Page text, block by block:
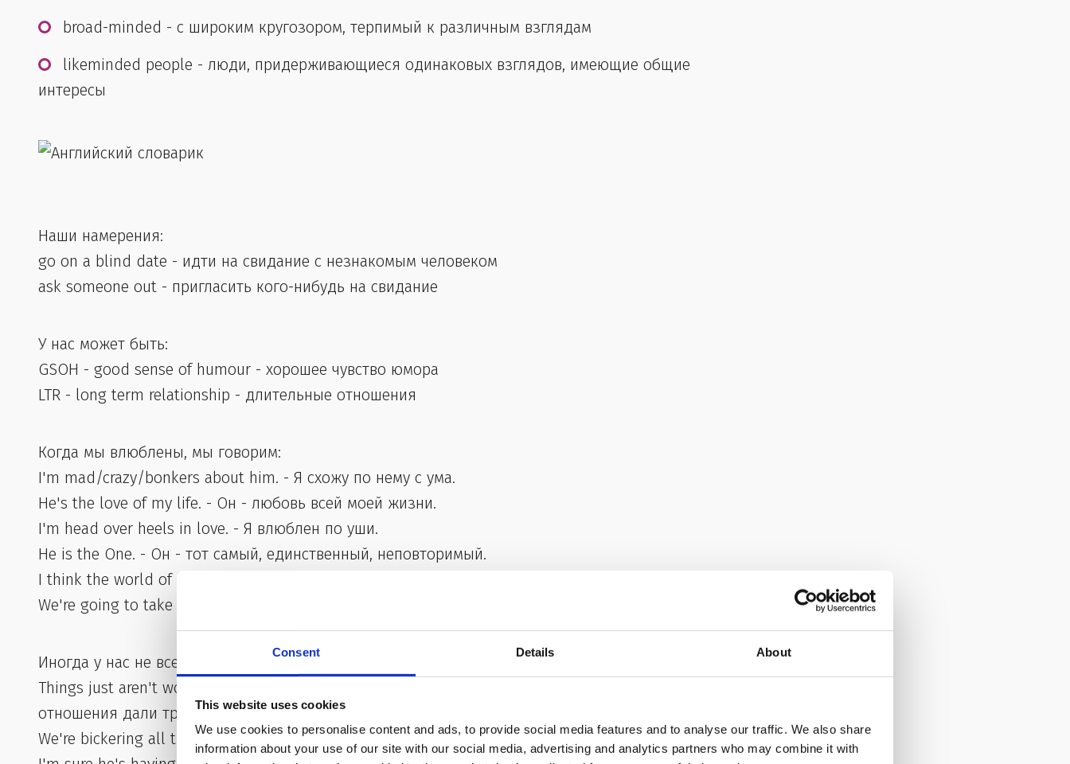
Consent Details About
This website uses cookies
We use cookies to personalise content and ads, to provide social media features and to analyse our traffic. We also share
information about your use of our site with our social media, advertising and analytics partners who may combine it with
broad-minded - с широким кругозором, терпимый к различным взглядам
likeminded people - люди, придерживающиеся одинаковых взглядов, имеющие общие
интересы
Наши намерения:
go on a blind date - идти на свидание с незнакомым человеком
ask someone out - пригласить кого-нибудь на свидание
У нас может быть:
GSOH - good sense of humour - хорошее чувство юмора
LTR - long term relationship - длительные отношения
Когда мы влюблены, мы говорим:
I'm mad/crazy/bonkers about him. - Я схожу по нему с ума.
He's the love of my life. - Он - любовь всей моей жизни.
I'm head over heels in love. - Я влюблен по уши.
He is the One. - Он - тот самый, единственный, неповторимый.
I think the world of him. - Я о нем высокого мнения.
We're going to take the plunge. - Мы собираемся пойти на решительный шаг.
Иногда у нас не все гладко:
Things just aren't working out between us. - Мы перестали ладить друг с другом (наши
отношения дали трещину).
We're bickering all the time. - Мы все время ссоримся по пустякам.